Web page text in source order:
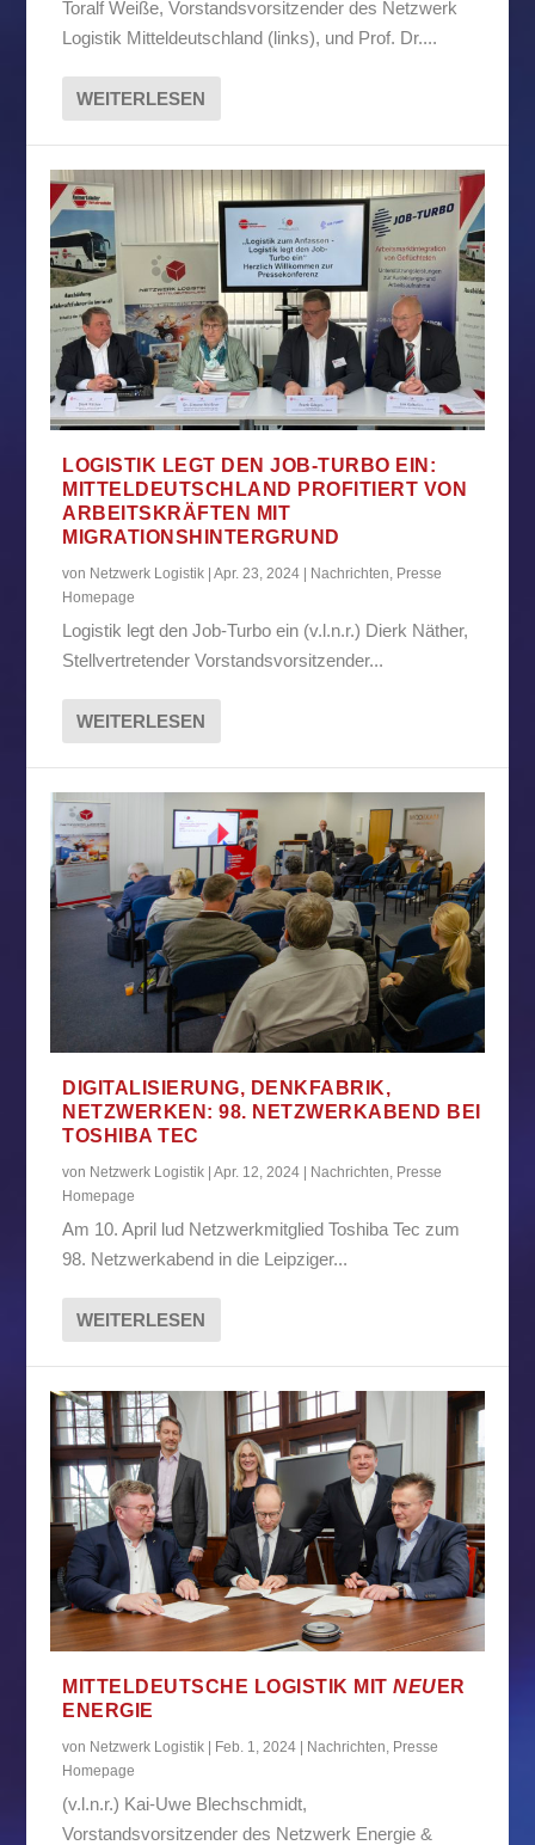
Toralf Weiße, Vorstandsvorsitzender des Netzwerk
Logistik Mitteldeutschland (links), und Prof. Dr....
WEITERLESEN
LOGISTIK LEGT DEN JOB-TURBO EIN:
MITTELDEUTSCHLAND PROFITIERT VON
ARBEITSKRÄFTEN MIT
MIGRATIONSHINTERGRUND
von Netzwerk Logistik |Apr. 23, 2024 Nachrichten, Presse
Homepage
Logistik legt den Job-Turbo ein (v.l.n.r.) Dierk Näther,
Stellvertretender Vorstandsvorsitzender...
WEITERLESEN
DIGITALISIERUNG, DENKFABRIK,
NETZWERKEN: 98. NETZWERKABEND BEI
TOSHIBA TEC
von Netzwerk Logistik |Apr. 12, 2024 | Nachrichten, Presse
Homepage
Am 10. April lud Netzwerkmitglied Toshiba Tec zum
98. Netzwerkabend in die Leipziger...
WEITERLESEN
MITTELDEUTSCHE LOGISTIK MITNEU ER
ENERGIE
von Netzwerk Logistik | Feb. 1, 2024 | Nachrichten Presse
Homepage
(v.l.n.r.) Kai-Uwe Blechschmidt,
Vorstandsvorsitzender des Netzwerk Energie &